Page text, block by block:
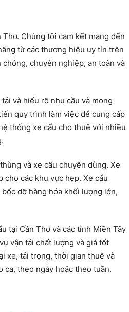
Chúng tôi cam kết mang đến
từ các thương hiệu uy tín trên
chuyên nghiệp, an toàn và
và hiểu rõ nhu cầu và mong
quy trình làm việc để cung cấp
thống xe cẩu cho thuê với nhiều
và xe cẩu chuyên dùng. Xe
các khu vực hẹp. Xe cẩu
dỡ hàng hóa khối lượng lớn,
tại Cần Thơ và các tỉnh Miền Tây
vận tải chất lượng và giá tốt
xe, tải trọng, thời gian thuê và
ca, theo ngày hoặc theo tuần.